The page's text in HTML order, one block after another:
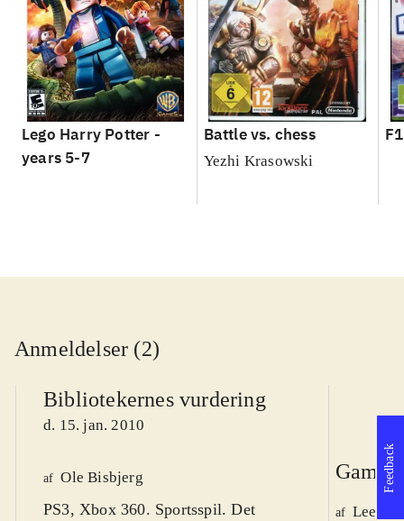
Lego Harry Potter -
years 5-7
Battle vs. chess
Yezhi Krasowski
Anmeldelser (2)
Bibliotekernes vurdering
d. 15. jan. 2010
af Ole Bisbjerg
PS3, Xbox 360. Sportsspil. Det
Game
af Lee
Feedback